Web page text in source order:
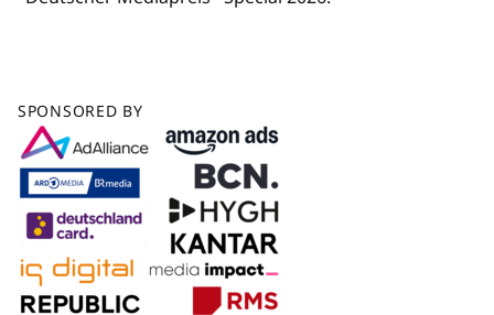
SPONSORED BY